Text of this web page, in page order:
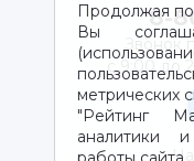
Продолжая
Вы
метрических
"Рейтинг
аналитики
8-
Звонок
с 9:00 до